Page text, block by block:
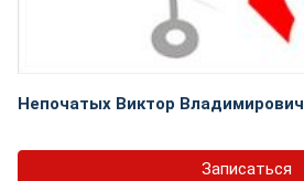
Непочатых Виктор Владимирович
Записаться